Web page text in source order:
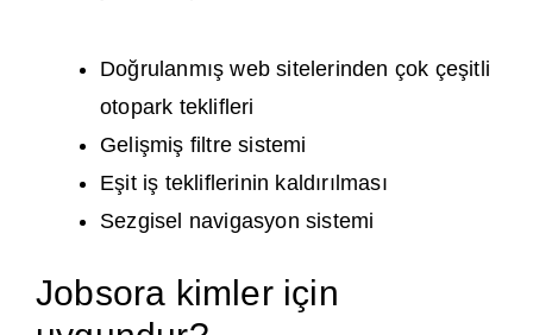
Doğrulanmış web sitelerinden çok çeşitli
otopark teklifleri
Gelişmiş filtre sistemi
Eşit iş tekliflerinin kaldırılması
Sezgisel navigasyon sistemi
Jobsora kimler için